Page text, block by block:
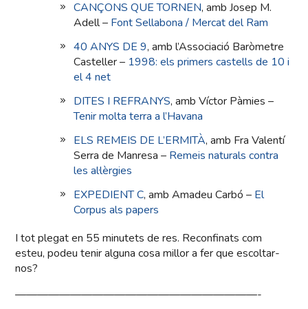
CANÇONS QUE TORNEN, amb Josep M.
Adell – Font Sellabona / Mercat del Ram
40 ANYS DE 9, amb l’Associació Baròmetre
Casteller – 1998: els primers castells de 10 i
el 4 net
DITES I REFRANYS, amb Víctor Pàmies –
Tenir molta terra a l’Havana
ELS REMEIS DE L’ERMITÀ, amb Fra Valentí
Serra de Manresa – Remeis naturals contra
les al·lèrgies
EXPEDIENT C, amb Amadeu Carbó – El
Corpus als papers
I tot plegat en 55 minutets de res. Reconfinats com
esteu, podeu tenir alguna cosa millor a fer que escoltar-
nos?
——————————————————————-